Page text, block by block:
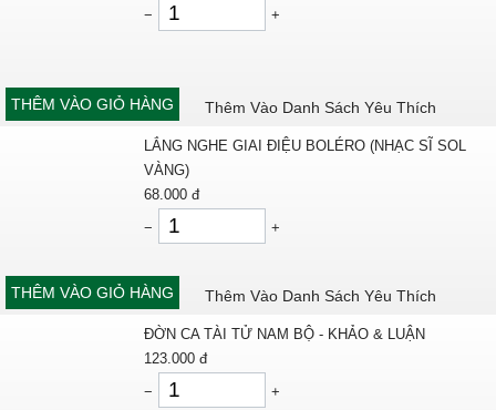
−
+
THÊM VÀO GIỎ HÀNG Thêm Vào Danh Sách Yêu Thích
LẮNG NGHE GIAI ĐIỆU BOLÉRO (NHẠC SĨ SOL
VÀNG)
68.000 đ
−
+
THÊM VÀO GIỎ HÀNG Thêm Vào Danh Sách Yêu Thích
ĐỜN CA TÀI TỬ NAM BỘ - KHẢO & LUẬN
123.000 đ
−
+